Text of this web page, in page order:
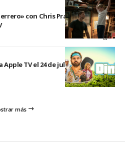
con Chris Pratt
Apple TV el 24 de julio
más